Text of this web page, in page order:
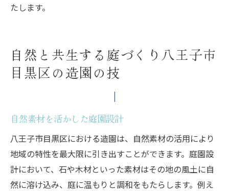
たします。
自然と共生する庭づくり八王子市
目黒区の造園の技
自然素材を活かした庭園設計
八王子市目黒区における造園は、自然素材の活用により
地域の特性を最大限に引き出すことができます。庭園設
計において、石や木材といった素材はその地の風土に自
然に溶け込み、庭に温もりと調和をもたらします。例え